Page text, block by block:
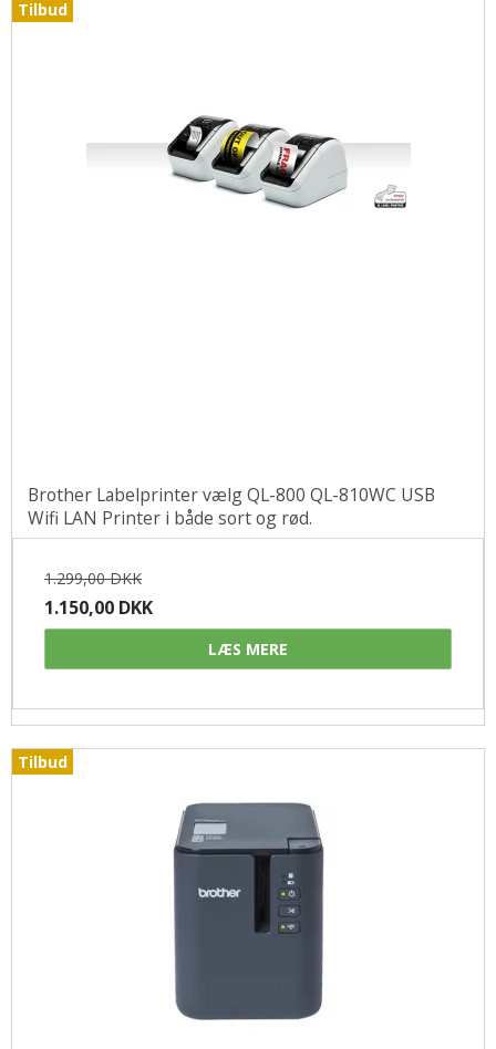
Tilbud
Brother Labelprinter vælg QL-800 QL-810WC USB
Wifi LAN Printer i både sort og rød.
1.299,00 DKK
1.150,00 DKK
LÆS MERE
Tilbud